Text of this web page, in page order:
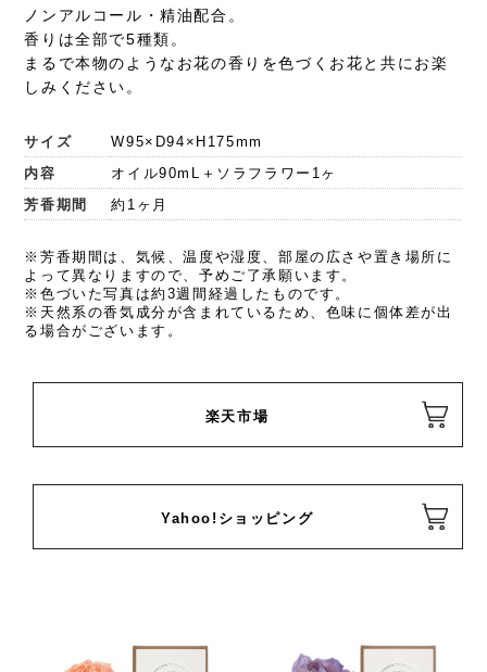
ノンアルコール・精油配合。
香りは全部で5種類。
まるで本物のようなお花の香りを色づくお花と共にお楽
しみください。
サイズ
W95×D94×H175mm
内容
オイル90mL＋ソラフラワー1ヶ
芳香期間
約1ヶ月
※芳香期間は、気候、温度や湿度、部屋の広さや置き場所に
よって異なりますので、予めご了承願います。
※色づいた写真は約3週間経過したものです。
※天然系の香気成分が含まれているため、色味に個体差が出
る場合がございます。
楽天市場
Yahoo!ショッピング